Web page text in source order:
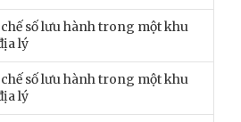
số lưu hành trong một khu
lý
số lưu hành trong một khu
lý